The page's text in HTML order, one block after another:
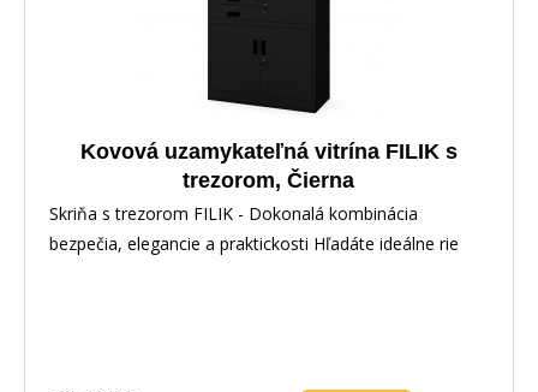
Kovová uzamykateľná vitrína FILIK s
trezorom, Čierna
Skriňa s trezorom FILIK - Dokonalá kombinácia
bezpečia, elegancie a praktickosti Hľadáte ideálne rie